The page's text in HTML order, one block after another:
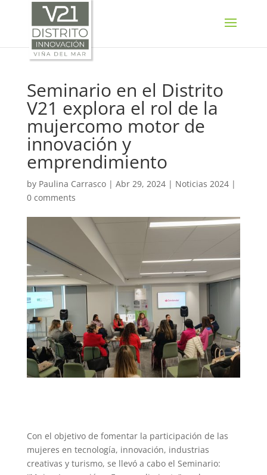
Seminario en el Distrito
V21 explora el rol de la
mujercomo motor de
innovación y
emprendimiento
by Paulina Carrasco| Abr 29, 2024| Noticias 2024|
0 comments
Con el objetivo de fomentar la participación de las
mujeres en tecnología, innovación, industrias
creativas y turismo, se llevó a cabo el Seminario:
SELECT LANGUAGE ▼